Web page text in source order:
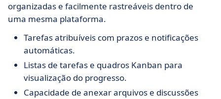
organizadas e facilmente rastreáveis dentro de
uma mesma plataforma.
Tarefas atribuíveis com prazos e notificações
automáticas.
Listas de tarefas e quadros Kanban para
visualização do progresso.
Capacidade de anexar arquivos e discussões